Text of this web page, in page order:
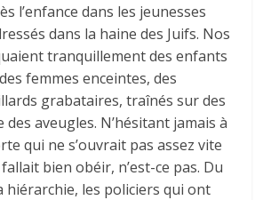
l’enfance dans les jeunesses
dans la haine des Juifs. Nos
tranquillement des enfants
femmes enceintes, des
grabataires, traînés sur des
des aveugles. N’hésitant jamais à
qui ne s’ouvrait pas assez vite
bien obéir, n’est-ce pas. Du
hiérarchie, les policiers qui ont